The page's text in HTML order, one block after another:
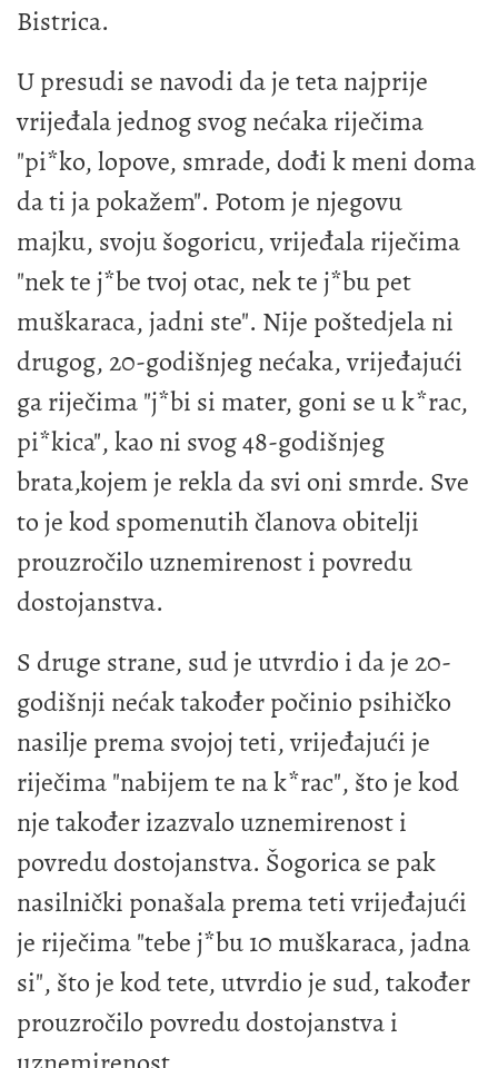
Bistrica.
U presudi se navodi da je teta najprije
vrijeđala jednog svog nećaka riječima
"pi*ko, lopove, smrade, dođi k meni doma
da ti ja pokažem". Potom je njegovu
majku, svoju šogoricu, vrijeđala riječima
"nek te j*be tvoj otac, nek te j*bu pet
muškaraca, jadni ste". Nije poštedjela ni
drugog, 20-godišnjeg nećaka, vrijeđajući
ga riječima "j*bi si mater, goni se u k*rac,
pi*kica", kao ni svog 48-godišnjeg
brata,kojem je rekla da svi oni smrde. Sve
to je kod spomenutih članova obitelji
prouzročilo uznemirenost i povredu
dostojanstva.
S druge strane, sud je utvrdio i da je 20-
godišnji nećak također počinio psihičko
nasilje prema svojoj teti, vrijeđajući je
riječima "nabijem te na k*rac", što je kod
nje također izazvalo uznemirenost i
povredu dostojanstva. Šogorica se pak
nasilnički ponašala prema teti vrijeđajući
je riječima "tebe j*bu 10 muškaraca, jadna
si", što je kod tete, utvrdio je sud, također
prouzročilo povredu dostojanstva i